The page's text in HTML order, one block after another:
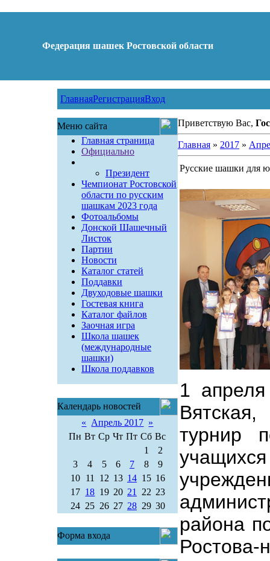
Федерация шашек Ростовской области
ГлавнаяРегистрацияВход
Меню сайта
Главная страница
Официально
Президент
Чемпионат Ростовской
области по русским
шашкам 2023 года
Фотоальбомы
Донской Шашечный
Листок
Партии
Новости
Каталог статей
Поддавки
Двуходовые шашки
Гостевая книга
Каталог файлов
Заочная игра
Школа шашек
(международные
шашки)
Школа поддавков
Календарь новостей
« Апрель 2017 »
Пн Вт Ср Чт Пт Сб Вс
1
2
3
4 5 6 7 8
9
10 11 12 13 14 15 16
17 18 19 20 21 22 23
24 25 26 27 28 29 30
Форма входа
Приветствую Вас,
Главная» 2017 »
Русские шашки для
1
турнир
района
Ростова-